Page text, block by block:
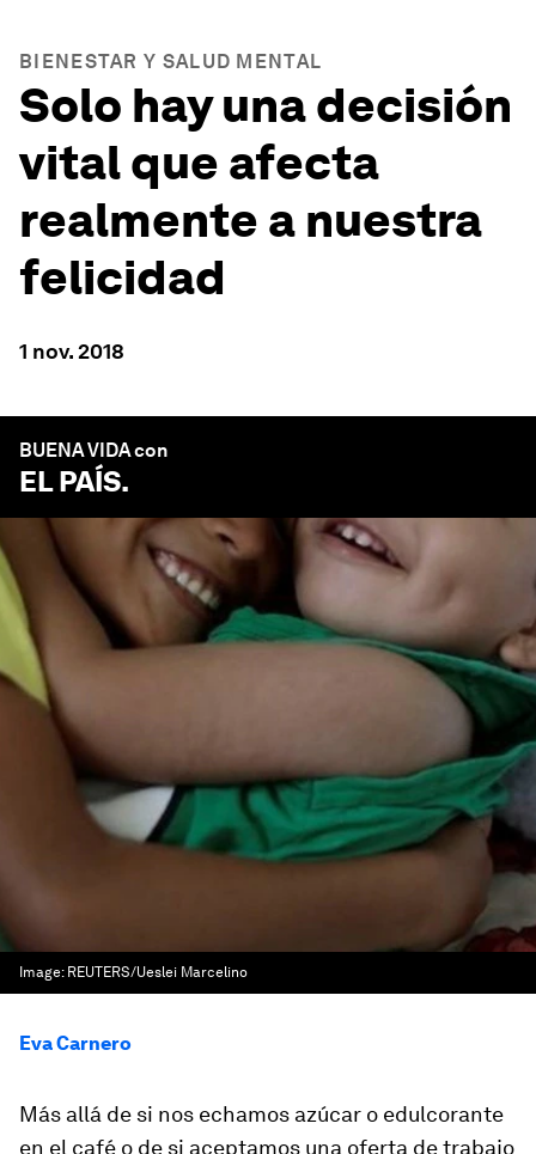
BIENESTAR Y SALUD MENTAL
Solo hay una decisión
vital que afecta
realmente a nuestra
felicidad
1 nov. 2018
BUENA VIDA con
EL PAÍS.
Image: REUTERS/Ueslei Marcelino
Eva Carnero
Más allá de si nos echamos azúcar o edulcorante
en el café o de si aceptamos una oferta de trabajo